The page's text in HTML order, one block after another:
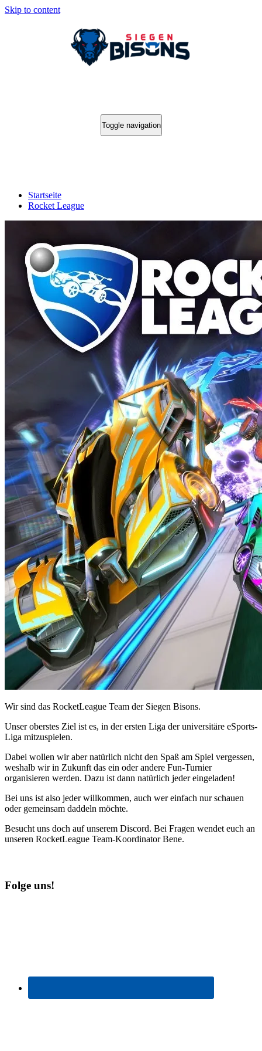
Skip to content
Toggle navigation
Startseite
Rocket League
Wir sind das RocketLeague Team der Siegen Bisons.
Unser oberstes Ziel ist es, in der ersten Liga der universitäre eSports-
Liga mitzuspielen.
Dabei wollen wir aber natürlich nicht den Spaß am Spiel vergessen,
weshalb wir in Zukunft das ein oder andere Fun-Turnier
organisieren werden. Dazu ist dann natürlich jeder eingeladen!
Bei uns ist also jeder willkommen, auch wer einfach nur schauen
oder gemeinsam daddeln möchte.
Besucht uns doch auf unserem Discord. Bei Fragen wendet euch an
unseren RocketLeague Team-Koordinator Bene.
Folge uns!